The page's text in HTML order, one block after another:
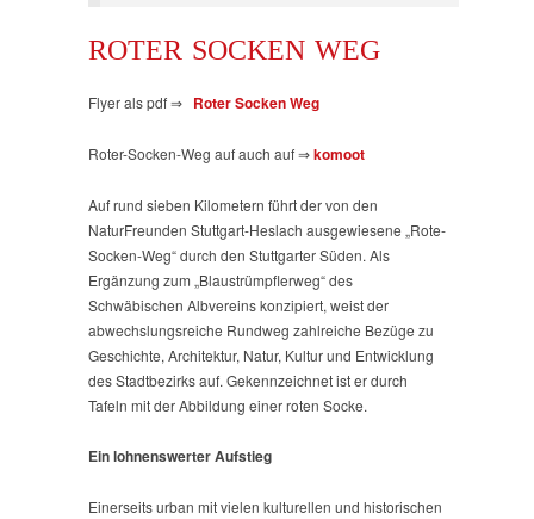
ROTER SOCKEN WEG
Flyer als pdf ⇒ Roter Socken Weg
Roter-Socken-Weg auf auch auf ⇒komoot
Auf rund sieben Kilometern führt der von den
NaturFreunden Stuttgart-Heslach ausgewiesene „Rote-
Socken-Weg“ durch den Stuttgarter Süden. Als
Ergänzung zum „Blaustrümpflerweg“ des
Schwäbischen Albvereins konzipiert, weist der
abwechslungsreiche Rundweg zahlreiche Bezüge zu
Geschichte, Architektur, Natur, Kultur und Entwicklung
des Stadtbezirks auf. Gekennzeichnet ist er durch
Tafeln mit der Abbildung einer roten Socke.
Ein lohnenswerter Aufstieg
Einerseits urban mit vielen kulturellen und historischen